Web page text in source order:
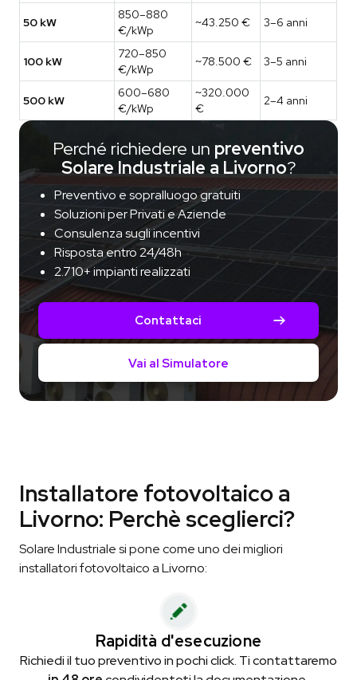
50 kW
850–880
€/kWp
~43.250 € 3–6 anni
100 kW
720–850
€/kWp
~78.500 € 3–5 anni
500 kW
600–680
€/kWp
~320.000
€
2–4 anni
Perché richiedere un preventivo
Solare Industriale a Livorno?
Preventivo e sopralluogo gratuiti
Soluzioni per Privati e Aziende
Consulenza sugli incentivi
Risposta entro 24/48h
2.710+ impianti realizzati
Contattaci
Vai al Simulatore
Installatore fotovoltaico a
Livorno: Perchè sceglierci?
Solare Industriale si pone come uno dei migliori
installatori fotovoltaico a Livorno:
Rapidità d'esecuzione
Richiedi il tuo preventivo in pochi click. Ti contattaremo